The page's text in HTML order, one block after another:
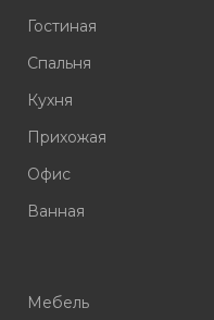
Гостиная
Спальня
Кухня
Прихожая
Офис
Ванная
Мебель